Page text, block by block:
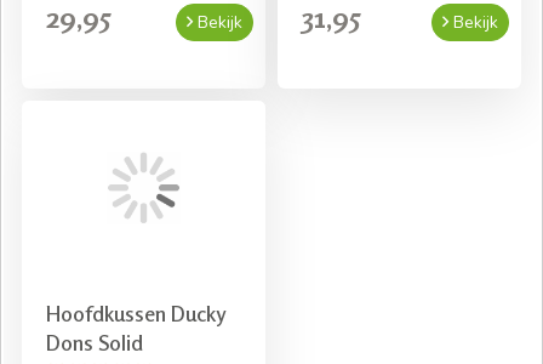
29,95 Bekijk 31,95 Bekijk
Hoofdkussen Ducky
Dons Solid